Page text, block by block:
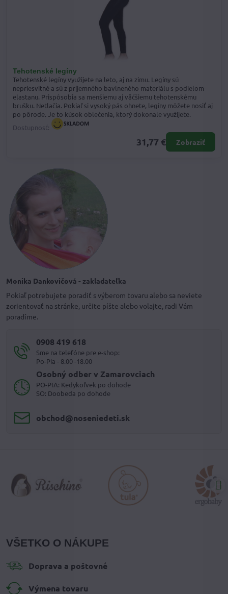
Tehotenské legíny
Tehotenské legíny využijete na leto, aj na zimu. Legíny sú
nepriesvitné a sú z príjemného bavlneného materiálu s podielom
elastanu. Prispôsobia sa menšiemu aj väčšiemu tehotenskému
brušku. Netlačia. Pokiaľ si vysoký pás ohnete, legíny môžete nosiť aj
po pôrode. Je to kúsok oblečenia, ktorý dokonale využijete.
Dostupnosť:
31,77 € Zobraziť
Monika Dankovičová - zakladateľka
Pokiaľ potrebujete poradiť s výberom tovaru alebo sa neviete
zorientovať na stránke, určite píšte alebo volajte, radi Vám
poradíme.
0908 419 618
Sme na telefóne pre e-shop:
Po-Pia - 8.00 -18.00
Osobný odber v Zamarovciach
PO-PIA: Kedykoľvek po dohode
SO: Doobeda po dohode
obchod​@noseniedeti​.sk
VŠETKO O NÁKUPE
Doprava a poštovné
Výmena tovaru